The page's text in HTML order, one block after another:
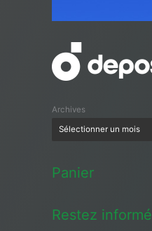
Archives
Panier
Restez informé